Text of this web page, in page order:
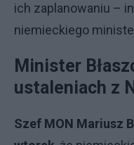
ich zaplanowaniu –
niemieckiego
Minister
ustaleniach z
Szef MON Mariusz